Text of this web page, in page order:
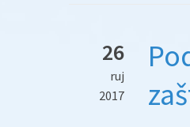
26
ruj
2017